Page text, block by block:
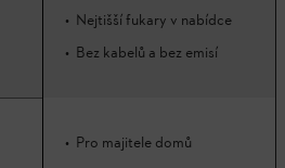
Nejtišší fukary v nabídce
Bez kabelů a bez emisí
Pro majitele domů